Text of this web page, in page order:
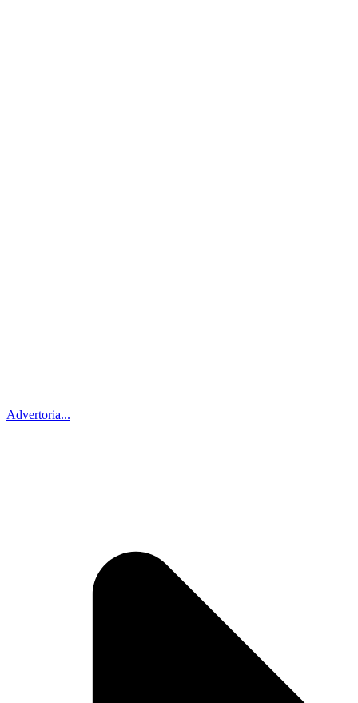
Advertoria...